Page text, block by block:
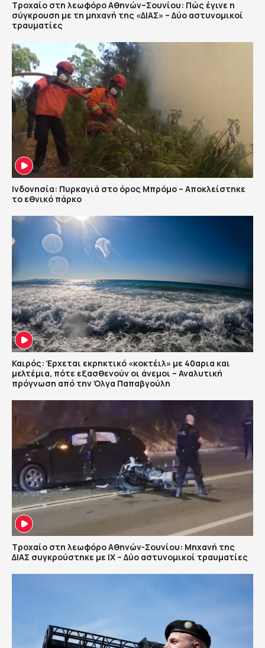
Τροχαίο στη λεωφόρο Αθηνών–Σουνίου: Πώς έγινε η
σύγκρουση με τη μηχανή της «ΔΙΑΣ» – Δύο αστυνομικοί
τραυματίες
Ινδονησία: Πυρκαγιά στο όρος Μπρόμο – Αποκλείστηκε
το εθνικό πάρκο
Καιρός: Έρχεται εκρηκτικό «κοκτέιλ» με 40αρια και
μελτέμια, πότε εξασθενούν οι άνεμοι – Αναλυτική
πρόγνωση από την Όλγα Παπαβγούλη
Τροχαίο στη λεωφόρο Αθηνών-Σουνίου: Μηχανή της
ΔΙΑΣ συγκρούστηκε με ΙΧ – Δύο αστυνομικοί τραυματίες